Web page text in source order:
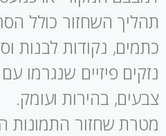
תהליך השחזור כולל
כתמים, נקודות לבנות
נזקים פיזיים שנגרמו
צבעים, בהירות ועומק.
מטרת שחזור התמונות